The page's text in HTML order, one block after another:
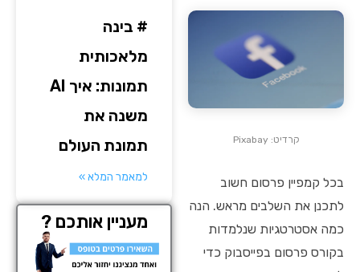
קרדיט: Pixabay
בכל קמפיין פרסום חשוב
לתכנן את השלבים מראש. הנה
כמה אסטרטגיות שנלמדות
בקורס פרסום בפייסבוק כדי
# בינה
מלאכותית
תמונות: איך AI
משנה את
תמונת העולם
למאמר המלא »
מעניין אותכם ?